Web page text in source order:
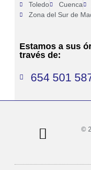
Toledo Cuenca
Zona del Sur de
Estamos a sus
través de:
654 501
©